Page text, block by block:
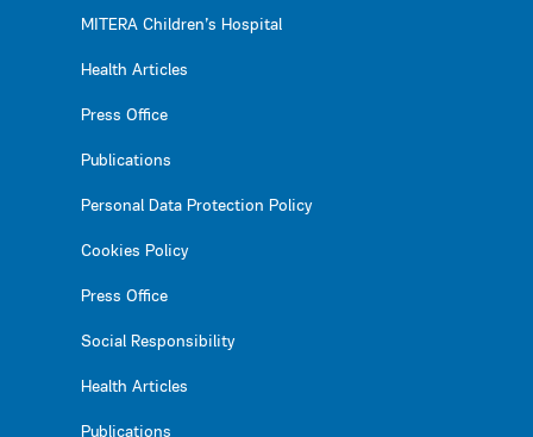
MITERA Children’s Hospital
Health Articles
Press Office
Publications
Personal Data Protection Policy
Cookies Policy
Press Office
Social Responsibility
Health Articles
Publications